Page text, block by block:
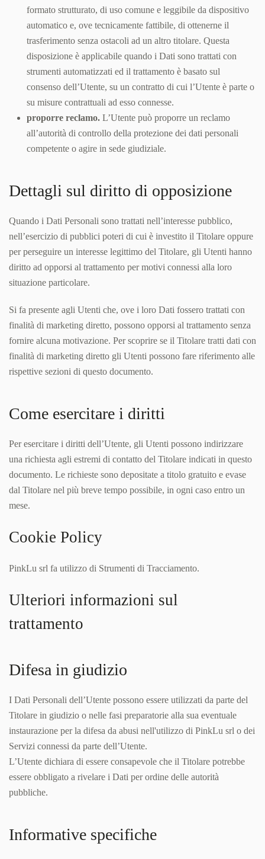
formato strutturato, di uso comune e leggibile da dispositivo
automatico e, ove tecnicamente fattibile, di ottenerne il
trasferimento senza ostacoli ad un altro titolare. Questa
disposizione è applicabile quando i Dati sono trattati con
strumenti automatizzati ed il trattamento è basato sul
consenso dell’Utente, su un contratto di cui l’Utente è parte o
su misure contrattuali ad esso connesse.
proporre reclamo. L’Utente può proporre un reclamo
all’autorità di controllo della protezione dei dati personali
competente o agire in sede giudiziale.
Dettagli sul diritto di opposizione
Quando i Dati Personali sono trattati nell’interesse pubblico,
nell’esercizio di pubblici poteri di cui è investito il Titolare oppure
per perseguire un interesse legittimo del Titolare, gli Utenti hanno
diritto ad opporsi al trattamento per motivi connessi alla loro
situazione particolare.
Si fa presente agli Utenti che, ove i loro Dati fossero trattati con
finalità di marketing diretto, possono opporsi al trattamento senza
fornire alcuna motivazione. Per scoprire se il Titolare tratti dati con
finalità di marketing diretto gli Utenti possono fare riferimento alle
rispettive sezioni di questo documento.
Come esercitare i diritti
Per esercitare i diritti dell’Utente, gli Utenti possono indirizzare
una richiesta agli estremi di contatto del Titolare indicati in questo
documento. Le richieste sono depositate a titolo gratuito e evase
dal Titolare nel più breve tempo possibile, in ogni caso entro un
mese.
Cookie Policy
PinkLu srl fa utilizzo di Strumenti di Tracciamento.
Ulteriori informazioni sul
trattamento
Difesa in giudizio
I Dati Personali dell’Utente possono essere utilizzati da parte del
Titolare in giudizio o nelle fasi preparatorie alla sua eventuale
instaurazione per la difesa da abusi nell'utilizzo di PinkLu srl o dei
Servizi connessi da parte dell’Utente.
L’Utente dichiara di essere consapevole che il Titolare potrebbe
essere obbligato a rivelare i Dati per ordine delle autorità
pubbliche.
Informative specifiche